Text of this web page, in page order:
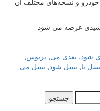
و نسخه‌های مختلف آن
عرضه می شود
شود, بعدی می, پریوس,
نسل با, نسل شود, نسل می